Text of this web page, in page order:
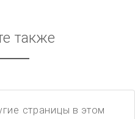
также
страницы в этом